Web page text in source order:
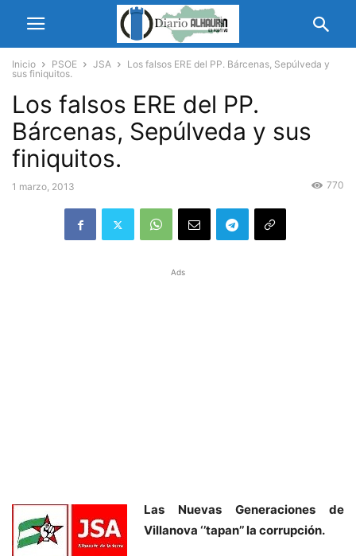
Inicio PSOE JSA
Los falsos ERE del PP. Bárcenas, Sepúlveda y
sus finiquitos.
Los falsos ERE del PP.
Bárcenas, Sepúlveda y sus
finiquitos.
1 marzo, 2013 770
Ads
Las Nuevas Generaciones de
Villanova ‘’tapan’’ la corrupción.